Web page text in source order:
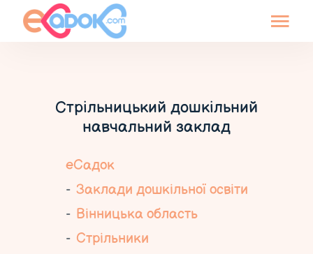
Стрільницький дошкільний
навчальний заклад
еСадок
Заклади дошкільної освіти
Вінницька область
Стрільники